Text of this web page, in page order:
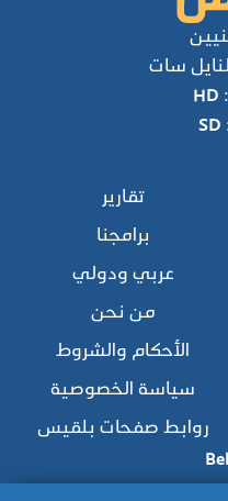
سات
HD
SD
تقارير
برامجنا
عربي ودولي
من نحن
الأحكام والشروط
سياسة الخصوصية
روابط صفحات بلقيس